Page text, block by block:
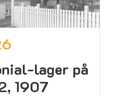
lager på
1907